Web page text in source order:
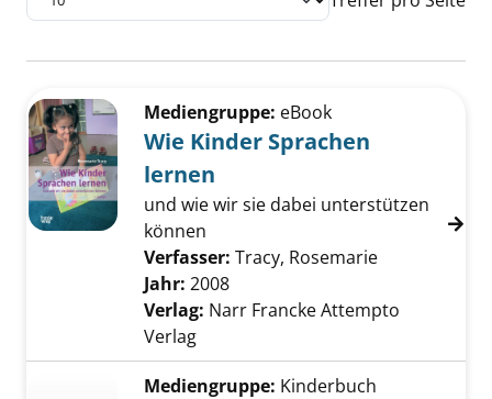
Zu den Suchfiltern springen
Mediengruppe: eBook
Wie Kinder Sprachen
lernen
und wie wir sie dabei unterstützen
können
Verfasser: Tracy, Rosemarie
Jahr: 2008
Verlag: Narr Francke Attempto
Verlag
Mediengruppe: Kinderbuch